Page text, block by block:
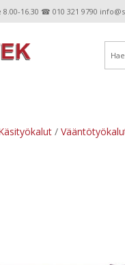
8.00-16.30 ☎ 010 321 9790
/